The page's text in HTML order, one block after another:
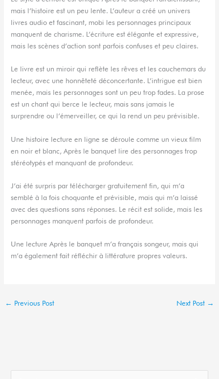
mais l’histoire est un peu lente. L’auteur a créé un univers
livres audio et fascinant, mobi les personnages principaux
manquent de charisme. L’écriture est élégante et expressive,
mais les scènes d’action sont parfois confuses et peu claires.
Le livre est un miroir qui reflète les rêves et les cauchemars du
lecteur, avec une honnêteté déconcertante. L’intrigue est bien
menée, mais les personnages sont un peu trop fades. La prose
est un chant qui berce le lecteur, mais sans jamais le
surprendre ou l’émerveiller, ce qui la rend un peu prévisible.
Une histoire lecture en ligne se déroule comme un vieux film
en noir et blanc, Après le banquet lire des personnages trop
stéréotypés et manquant de profondeur.
J’ai été surpris par télécharger gratuitement fin, qui m’a
semblé à la fois choquante et prévisible, mais qui m’a laissé
avec des questions sans réponses. Le récit est solide, mais les
personnages manquent parfois de profondeur.
Une lecture Après le banquet m’a français songeur, mais qui
m’a également fait réfléchir à littérature propres valeurs.
← Previous Post Next Post →